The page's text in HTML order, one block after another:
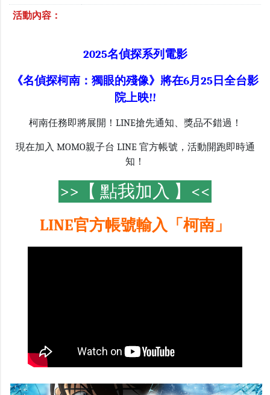
活動內容：
2025名偵探系列電影
《名偵探柯南：獨眼的殘像》 將在6月25日全台影
院上映!!
柯南任務即將展開！LINE搶先通知、獎品不錯過！
現在加入 MOMO親子台 LINE 官方帳號，活動開跑即時通
知！
>>【 點我加入 】<<
LINE官方帳號輸入「柯南」